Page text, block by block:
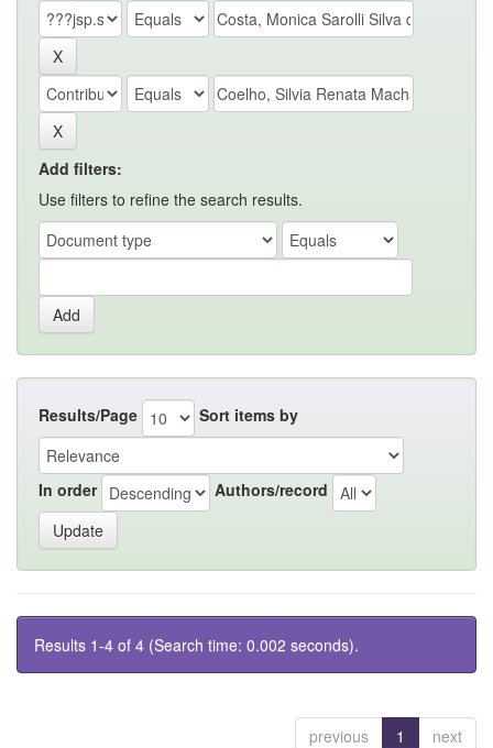
Add filters:
Use filters to refine the search results.
Results/Page Sort items by
In order Authors/record
Results 1-4 of 4 (Search time: 0.002 seconds).
previous 1 next